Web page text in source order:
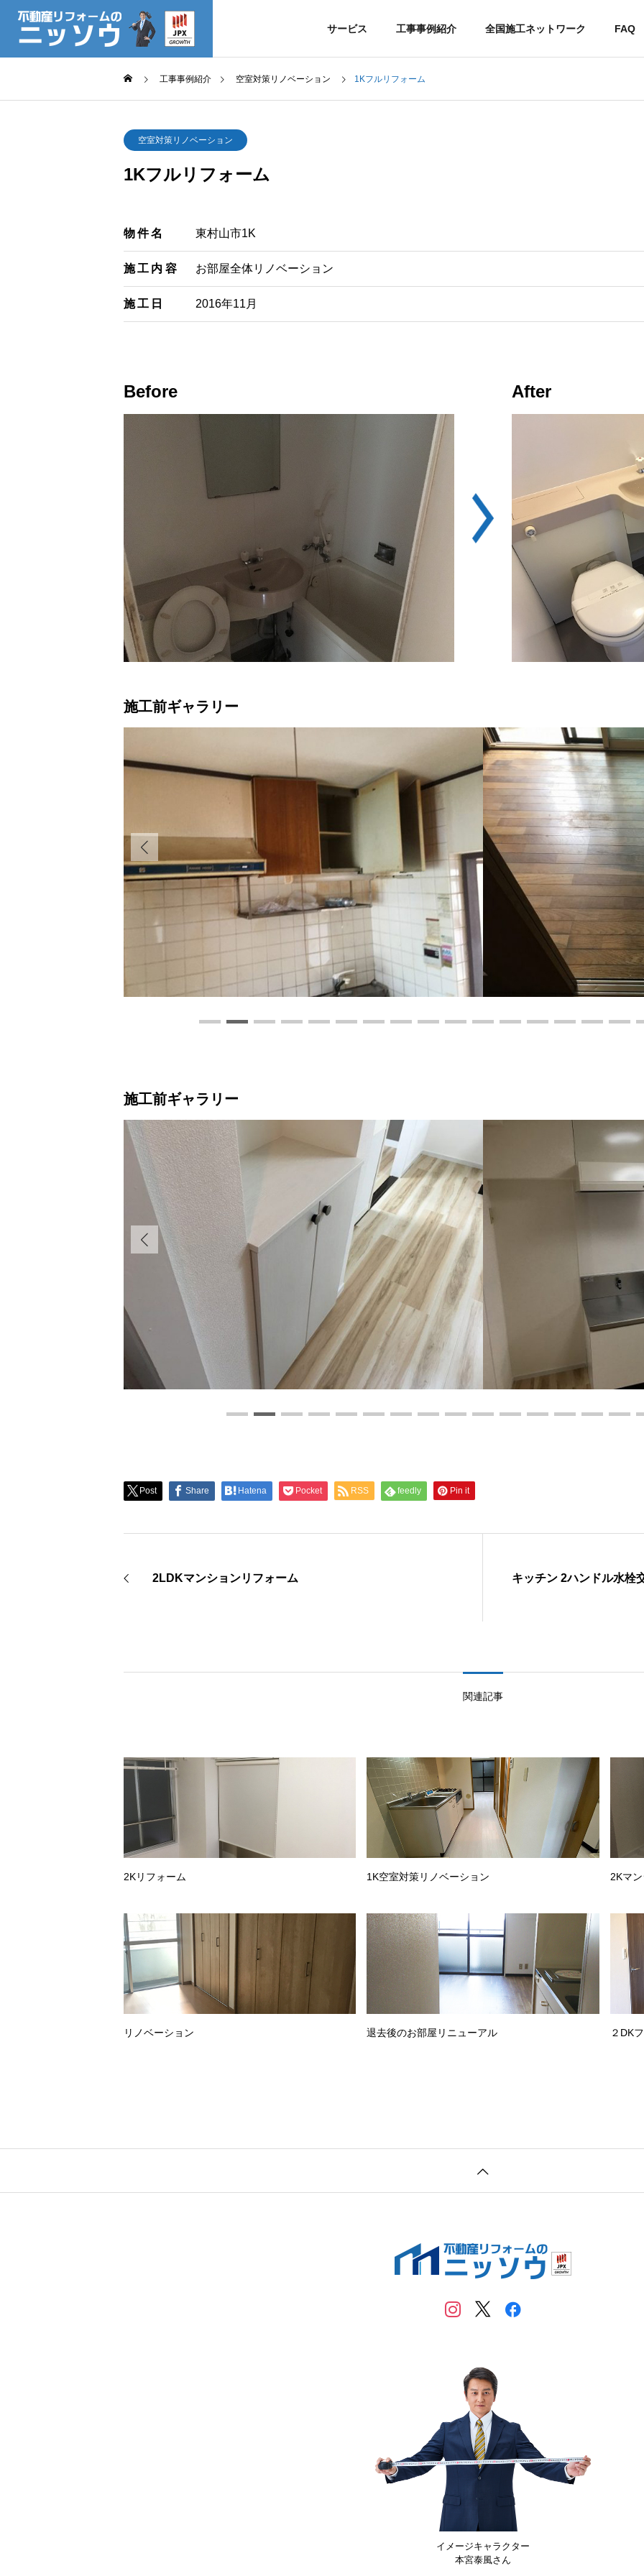
サービス 工事事例紹介 全国施工ネットワーク FAQ
原状回復工事
空室対策リノベーシ
採用情報 社会貢献
工事事例紹介 空室対策リノベーション 1Kフルリフォーム
空室対策リノベーション
1Kフルリフォーム
物件名 東村山市1K
施工内容 お部屋全体リノベーション
施工日 2016年11月
Before After
施工前ギャラリー
施工前ギャラリー
Post Share Hatena Pocket RSS feedly Pin it
2LDKマンションリフォーム キッチン 2ハンドル水栓
関連記事
2Kリフォーム 1K空室対策リノベーション 2Kマ
リノベーション 退去後のお部屋リニューアル ２DK
イメージキャラクター
本宮泰風さん